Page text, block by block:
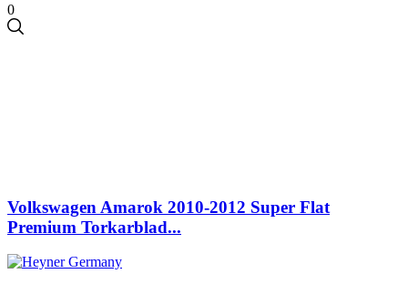
0
Volkswagen Amarok 2010-2012 Super Flat
Premium Torkarblad...